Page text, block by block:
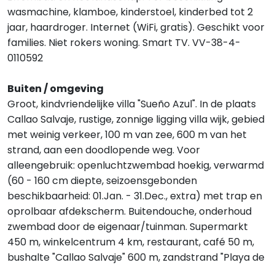
wasmachine, klamboe, kinderstoel, kinderbed tot 2
jaar, haardroger. Internet (WiFi, gratis). Geschikt voor
families. Niet rokers woning. Smart TV. VV-38-4-
0110592
Buiten / omgeving
Groot, kindvriendelijke villa "Sueño Azul". In de plaats
Callao Salvaje, rustige, zonnige ligging villa wijk, gebied
met weinig verkeer, 100 m van zee, 600 m van het
strand, aan een doodlopende weg. Voor
alleengebruik: openluchtzwembad hoekig, verwarmd
(60 - 160 cm diepte, seizoensgebonden
beschikbaarheid: 01.Jan. - 31.Dec., extra) met trap en
oprolbaar afdekscherm. Buitendouche, onderhoud
zwembad door de eigenaar/tuinman. Supermarkt
450 m, winkelcentrum 4 km, restaurant, café 50 m,
bushalte "Callao Salvaje" 600 m, zandstrand "Playa de